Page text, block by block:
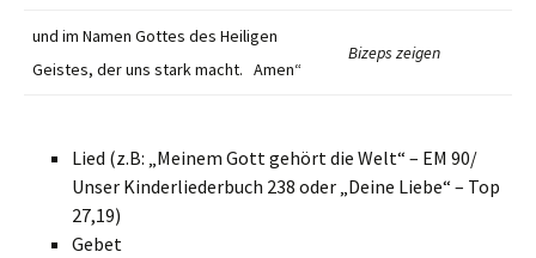
und im Namen Gottes des Heiligen
Geistes, der uns stark macht. Amen“
Bizeps zeigen
Lied (z.B: „Meinem Gott gehört die Welt“ – EM 90/
Unser Kinderliederbuch 238 oder „Deine Liebe“ – Top
27,19)
Gebet